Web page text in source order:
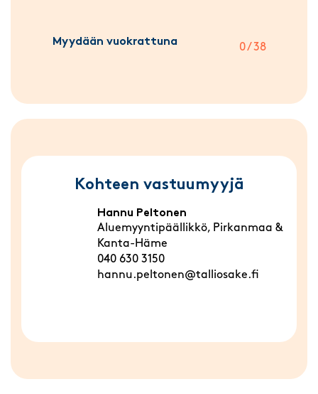
Myydään vuokrattuna 0 / 38
Kohteen vastuumyyjä
Hannu Peltonen
Aluemyyntipäällikkö, Pirkanmaa &
Kanta-Häme
040 630 3150
hannu.peltonen@talliosake.fi